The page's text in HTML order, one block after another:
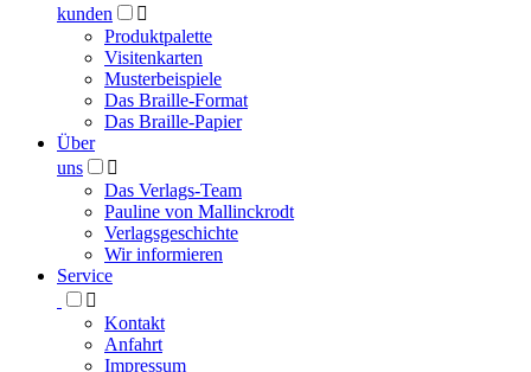
kunden

Produktpalette
Visitenkarten
Musterbeispiele
Das Braille-Format
Das Braille-Papier
Über
uns

Das Verlags-Team
Pauline von Mallinckrodt
Verlagsgeschichte
Wir informieren
Service

Kontakt
Anfahrt
Impressum